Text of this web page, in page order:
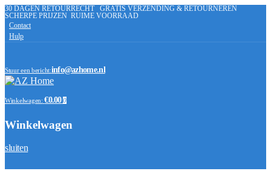
30 DAGEN RETOURRECHT GRATIS VERZENDING & RETOURNEREN
SCHERPE PRIJZEN RUIME VOORRAAD
Contact
Hulp
Stuur een bericht:info@azhome.nl
Winkelwagen: €0.00 0
Winkelwagen
sluiten